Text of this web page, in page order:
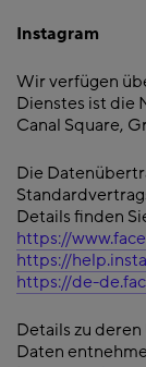
Instagram
Wir verfügen
Dienstes ist die
Canal Square,
Die
Details finden
https://
https://
https://de-
Details zu
Daten